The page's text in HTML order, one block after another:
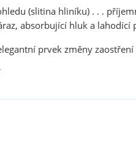
(slitina hliníku) . . .
absorbující hluk a lahodící
prvek změny